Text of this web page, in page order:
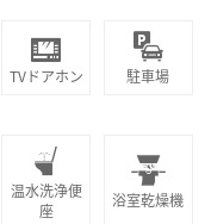
TVドアホン 駐車場
温水洗浄便
座
浴室乾燥機